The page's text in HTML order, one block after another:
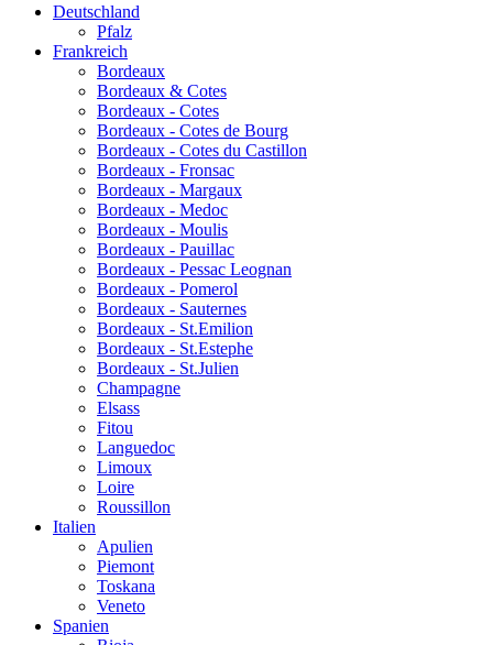
Deutschland
Pfalz
Frankreich
Bordeaux
Bordeaux & Cotes
Bordeaux - Cotes
Bordeaux - Cotes de Bourg
Bordeaux - Cotes du Castillon
Bordeaux - Fronsac
Bordeaux - Margaux
Bordeaux - Medoc
Bordeaux - Moulis
Bordeaux - Pauillac
Bordeaux - Pessac Leognan
Bordeaux - Pomerol
Bordeaux - Sauternes
Bordeaux - St.Emilion
Bordeaux - St.Estephe
Bordeaux - St.Julien
Champagne
Elsass
Fitou
Languedoc
Limoux
Loire
Roussillon
Italien
Apulien
Piemont
Toskana
Veneto
Spanien